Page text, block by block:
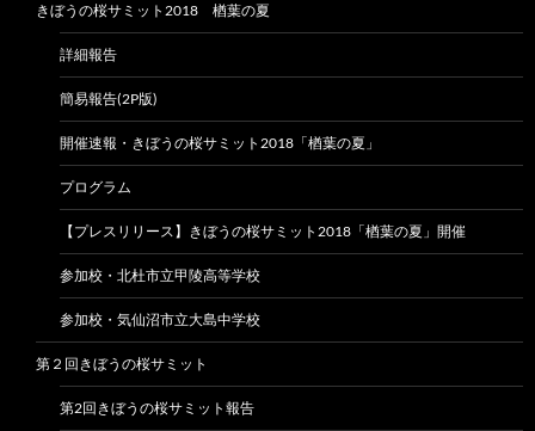
きぼうの桜サミット2018 楢葉の夏
詳細報告
簡易報告(2P版)
開催速報・きぼうの桜サミット2018「楢葉の夏」
プログラム
【プレスリリース】きぼうの桜サミット2018「楢葉の夏」開催
参加校・北杜市立甲陵高等学校
参加校・気仙沼市立大島中学校
第２回きぼうの桜サミット
第2回きぼうの桜サミット報告